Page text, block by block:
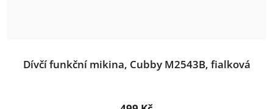
Dívčí funkční mikina, Cubby M2543B, fialková